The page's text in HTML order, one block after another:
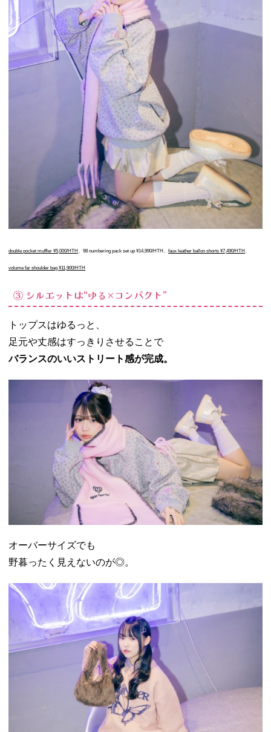
double pocket muffler ¥5,000/HTH 、 98 numbering pack set up ¥14,990/HTH、 faux leather ballon shorts ¥7,490/HTH 、
volume far shoulder bag ¥11,900/HTH
③ シルエットは“ゆる×コンパクト”
トップスはゆるっと、
足元や丈感はすっきりさせることで
バランスのいいストリート感が完成。
オーバーサイズでも
野暮ったく見えないのが◎。